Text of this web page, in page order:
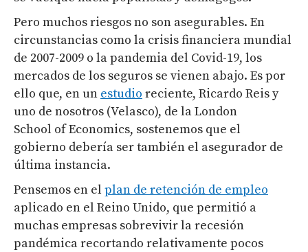
Pero muchos riesgos no son asegurables. En
circunstancias como la crisis financiera mundial
de 2007-2009 o la pandemia del Covid-19, los
mercados de los seguros se vienen abajo. Es por
ello que, en un estudio reciente, Ricardo Reis y
uno de nosotros (Velasco), de la London
School of Economics, sostenemos que el
gobierno debería ser también el asegurador de
última instancia.
Pensemos en el plan de retención de empleo
aplicado en el Reino Unido, que permitió a
muchas empresas sobrevivir la recesión
pandémica recortando relativamente pocos